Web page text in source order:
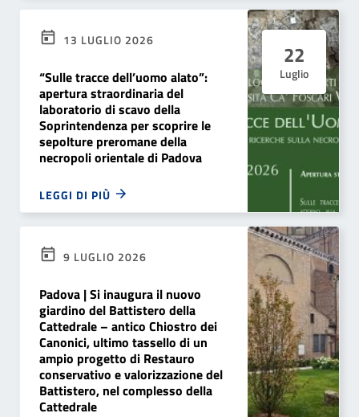
22
Luglio
13 LUGLIO 2026
“Sulle tracce dell’uomo alato”:
apertura straordinaria del
laboratorio di scavo della
Soprintendenza per scoprire le
sepolture preromane della
necropoli orientale di Padova
LEGGI DI PIÙ
9 LUGLIO 2026
Padova | Si inaugura il nuovo
giardino del Battistero della
Cattedrale – antico Chiostro dei
Canonici, ultimo tassello di un
ampio progetto di Restauro
conservativo e valorizzazione del
Battistero, nel complesso della
Cattedrale